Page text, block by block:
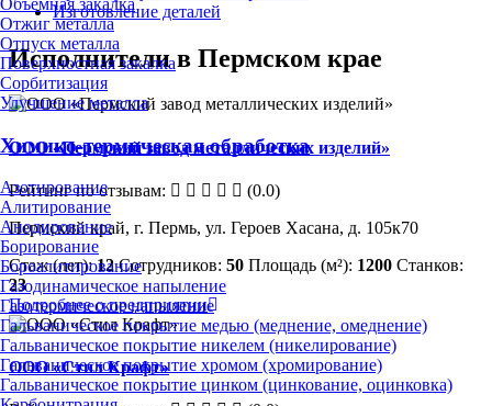
Отжиг металла
Отпуск металла
Поверхностная закалка
Сорбитизация
Улучшение металла
Химико-термическая обработка
Азотирование
Алитирование
Анодирование
Борирование
Бороалитирование
Газодинамическое напыление
Газотермическое напыление
Гальваническое покрытие медью (меднение, омеднение)
Гальваническое покрытие никелем (никелирование)
Гальваническое покрытие хромом (хромирование)
Гальваническое покрытие цинком (цинкование, оцинковка)
Изготовление деталей
Исполнители в Пермском крае
ООО «Пермский завод металлических изделий»
Рейтинг по отзывам:
(0.0)
Пермский край, г. Пермь, ул. Героев Хасана, д. 105к70
Стаж (лет):12 Сотрудников: 50 Площадь (м²): 1200 Станков:
23
Подробнее о предприятии
ООО «Стил Крафт»